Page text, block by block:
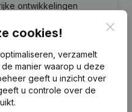
ontwikkelingen
ontdekken
kredietkaart vereist.
cookies!
verzamelt
manier waarop u deze
geeft u inzicht over
u controle over de